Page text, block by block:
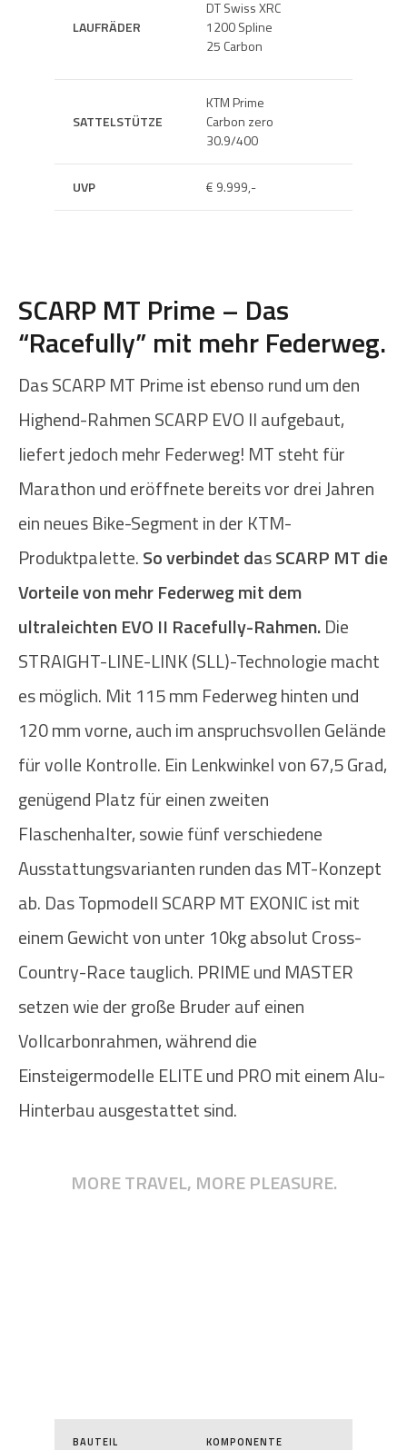
LAUFRÄDER
DT Swiss XRC
1200 Spline
25 Carbon
SATTELSTÜTZE
KTM Prime
Carbon zero
30.9/400
UVP € 9.999,-
SCARP MT Prime – Das
“Racefully” mit mehr Federweg.
Das SCARP MT Prime ist ebenso rund um den
Highend-Rahmen SCARP EVO II aufgebaut,
liefert jedoch mehr Federweg! MT steht für
Marathon und eröffnete bereits vor drei Jahren
ein neues Bike-Segment in der KTM-
Produktpalette.So verbindet dasSCARP MT die
Vorteile von mehr Federweg mit dem
ultraleichten EVO II Racefully-Rahmen.Die
STRAIGHT-LINE-LINK (SLL)-Technologie macht
es möglich. Mit 115 mm Federweg hinten und
120 mm vorne, auch im anspruchsvollen Gelände
für volle Kontrolle. Ein Lenkwinkel von 67,5 Grad,
genügend Platz für einen zweiten
Flaschenhalter, sowie fünf verschiedene
Ausstattungsvarianten runden das MT-Konzept
ab. Das Topmodell SCARP MT EXONIC ist mit
einem Gewicht von unter 10kg absolut Cross-
Country-Race tauglich. PRIME und MASTER
setzen wie der große Bruder auf einen
Vollcarbonrahmen, während die
Einsteigermodelle ELITE und PRO mit einem Alu-
Hinterbau ausgestattet sind.
MORE TRAVEL, MORE PLEASURE.
BAUTEIL KOMPONENTE